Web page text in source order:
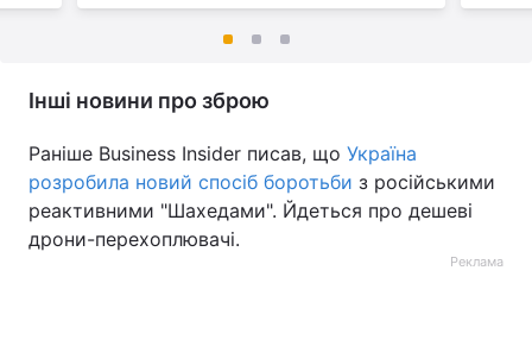
Інші новини про зброю
Раніше Business Insider писав, що Україна
розробила новий спосіб боротьби з російськими
реактивними "Шахедами". Йдеться про дешеві
дрони-перехоплювачі.
Реклама